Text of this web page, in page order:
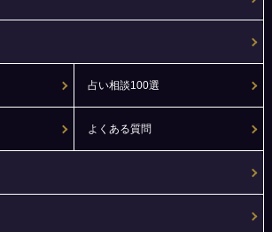
占い相談100選
よくある質問